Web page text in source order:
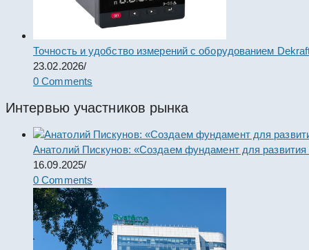
Точность и удобство измерений с оборудованием
23.02.2026/
0 Comments
Интервью участников рынка
Анатолий Пискунов: «Создаем фундамент для развития
16.09.2025/
0 Comments